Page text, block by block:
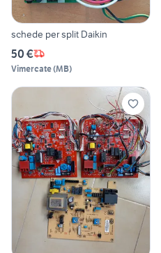
schede per split Daikin
50 €
Vimercate(MB)